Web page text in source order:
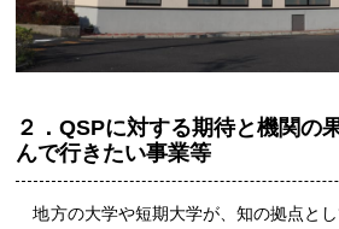
２．QSPに対する期待と機関の
んで行きたい事業等
地方の大学や短期大学が、知の拠点と